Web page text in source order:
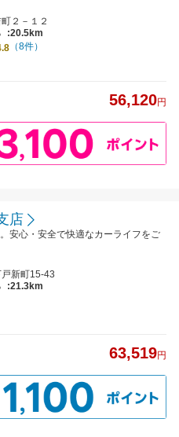
２－１２
:20.5km
（8件）
56,120円
店
安心・安全で快適なカーライフをご
新町15-43
:21.3km
63,519円